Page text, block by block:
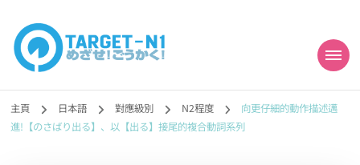
目標!!日本語能力試
N1合格
勉強コンテンツも追加予定!!】
主頁 日本語 對應級別 N2程度
向更仔細的動作描述邁
進!【のさばり出る】、以【出る】接尾的複合動詞系列